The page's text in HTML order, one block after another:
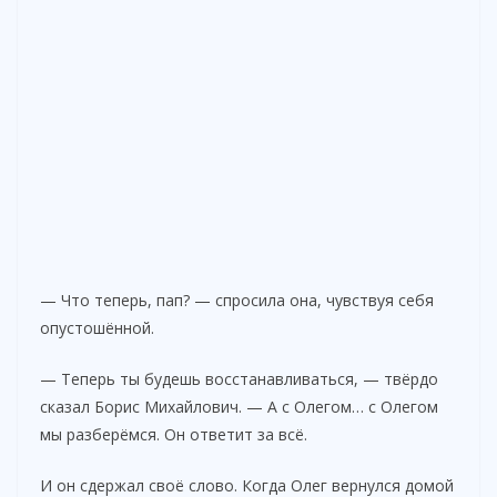
— Что теперь, пап? — спросила она, чувствуя себя
опустошённой.
— Теперь ты будешь восстанавливаться, — твёрдо
сказал Борис Михайлович. — А с Олегом… с Олегом
мы разберёмся. Он ответит за всё.
И он сдержал своё слово. Когда Олег вернулся домой